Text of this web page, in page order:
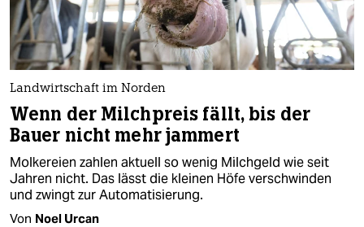
Landwirtschaft im Norden
Wenn der Milchpreis fällt, bis der
Bauer nicht mehr jammert
Molkereien zahlen aktuell so wenig Milchgeld wie seit
Jahren nicht. Das lässt die kleinen Höfe verschwinden
und zwingt zur Automatisierung.
Von Noel Urcan